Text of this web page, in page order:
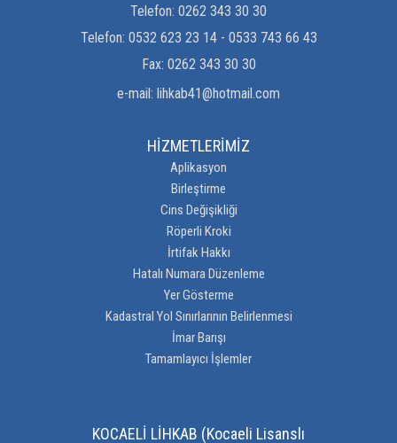
Telefon: 0262 343 30 30
Telefon: 0532 623 23 14 - 0533 743 66 43
Fax: 0262 343 30 30
e-mail: lihkab41@hotmail.com
HİZMETLERİMİZ
Aplikasyon
Birleştirme
Cins Değişikliği
Röperli Kroki
İrtifak Hakkı
Hatalı Numara Düzenleme
Yer Gösterme
Kadastral Yol Sınırlarının Belirlenmesi
İmar Barışı
Tamamlayıcı İşlemler
KOCAELİ LİHKAB (Kocaeli Lisanslı